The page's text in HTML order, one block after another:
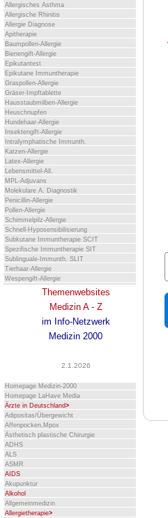
Allergisches Asthma
Allergische Rhinitis
Allergie Diagnose
Apitherapie
Baumpollen-Allergie
Bienengift-Allergie
Epikutantest
Epikutane Immuntherapie
Graspollen-Allergie
Gräser-Impftablette
Hausstaubmilben-Allergie
Heuschnupfen
Hundehaar-Allergie
Insektengift-Allergie
Intralymphatische Immunth.
Katzen-Allergie
Latex-Allergie
Lebensmittel-All.
MPL-Adjuvans
Molekulare A. Diagnostik
Penicillin-Allergie
Pollen-Allergie
Schimmelpilz-Allergie
Schnell-Hyposensibilisierung
Subkutane Immuntherapie SCIT
Spezifische Immuntherapie SIT
Sublinguale-Immunth. SLIT
Tierhaar-Allergie
Wespengift-Allergie
Themenwebsites
Medizin A - Z
im Info-Netzwerk
Medizin 2000
2.1.2026
Homepage Medizin-2000
Homepage LaHave Media
Ärzte in Deutschland>
Adipositas/Übergewicht
Affenpocken,Mpox
Ästhetisch plastische Chirurgie
ADHS
ALS
ASMR
AIDS
Akupunktur
Alkohol
Allgemeinmedizin
Allergietherapie>